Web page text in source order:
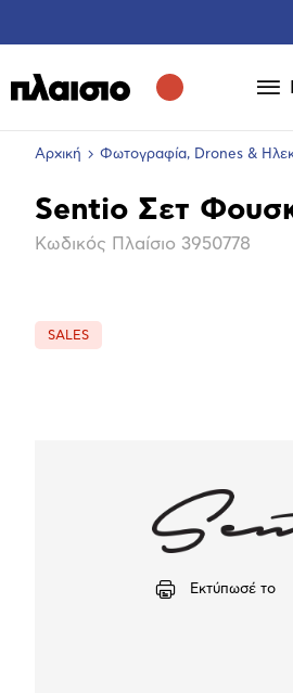
Αρχική Φωτογραφία, Drones &
Βασικά
Sentio Σετ
Κωδικός Πλαίσιο 3950778
SALES
Εκτύπωσέ το